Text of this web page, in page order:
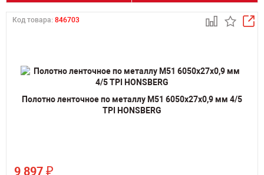
Код товара: 846703
Полотно ленточное по металлу M51 6050х27х0,9 мм 4/5
TPI HONSBERG
9 897 ₽